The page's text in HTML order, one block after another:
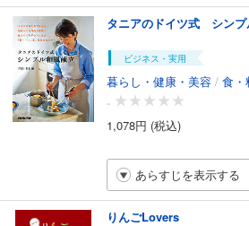
タニアのドイツ式 シンプ
ビジネス・実用
暮らし・健康・美容 / 食・
-
1,078円 (税込)
あらすじを表示する
りんごLovers